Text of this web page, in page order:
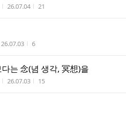
작성시간
26.07.04 조회수
21
작성시간
26.07.03 조회수
6
는 念(념 생각, 冥想)을
작성시간
26.07.03 조회수
15